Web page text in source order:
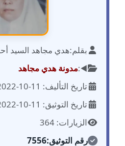
مدونة أحمد الجمال
عاملة
مدونة احمد الحسيني
مدونة احمد زكريا
مدونة أحمد زيدان
بقلم:هدي مجاهد السيد
◀️:مدونة هدي مجاهد
تاريخ التأليف: 11-10-2022
تاريخ التوثيق: 11-10-2022
الزيارات: 364
رقم التوثيق:7556